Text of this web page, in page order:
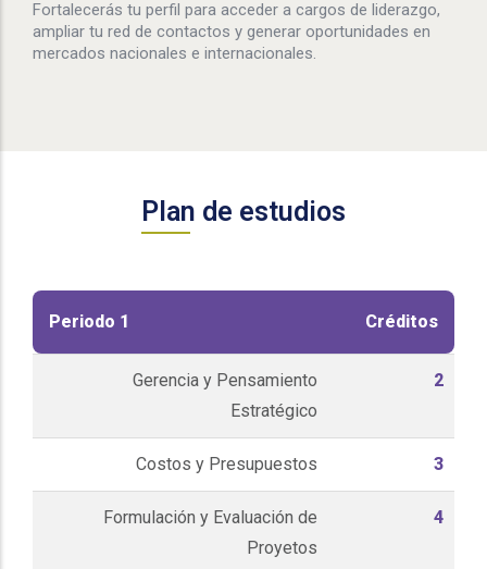
Fortalecerás tu perfil para acceder a cargos de liderazgo,
ampliar tu red de contactos y generar oportunidades en
mercados nacionales e internacionales.
Plan de estudios
Periodo 1 Créditos
Gerencia y Pensamiento
Estratégico
2
Costos y Presupuestos 3
Formulación y Evaluación de
Proyetos
4